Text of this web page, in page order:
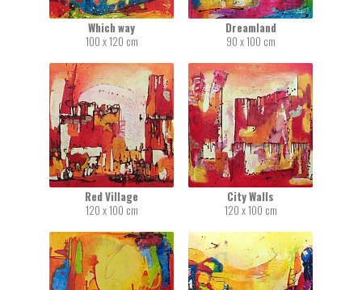
Which way
100 x 120 cm
Dreamland
90 x 100 cm
Red Village
120 x 100 cm
City Walls
120 x 100 cm